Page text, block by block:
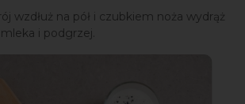
wzdłuż na pół i czubkiem noża wydrąż
i podgrzej.